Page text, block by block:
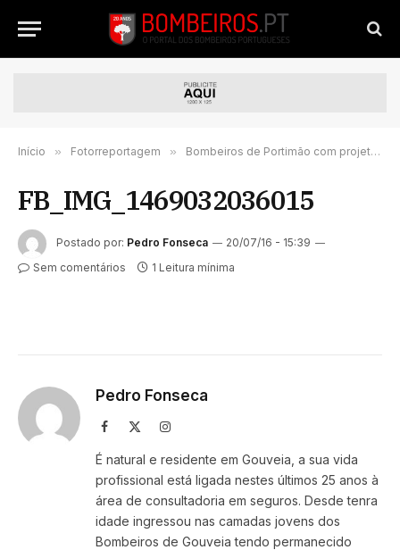
Início » Fotorreportagem » Bombeiros de Portimão com projeto piloto nacional de protecção civil – georreferenciação
FB_IMG_1469032036015
Postado por: Pedro Fonseca
20/07/16 - 15:39
Sem comentários
1 Leitura mínima
Pedro Fonseca
Facebook Instagram
É natural e residente em Gouveia, a sua vida
profissional está ligada nestes últimos 25 anos à
área de consultadoria em seguros. Desde tenra
idade ingressou nas camadas jovens dos
Bombeiros de Gouveia tendo permanecido